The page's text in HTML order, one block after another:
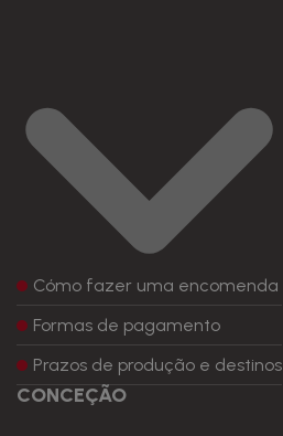
Cómo fazer uma encomenda
Formas de pagamento
Prazos de produção e destinos
CONCEÇÃO